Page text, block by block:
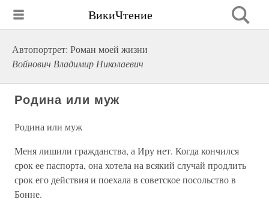
ВикиЧтение
Автопортрет: Роман моей жизни
Войнович Владимир Николаевич
Родина или муж
Родина или муж
Меня лишили гражданства, а Иру нет. Когда кончился
срок ее паспорта, она хотела на всякий случай продлить
срок его действия и поехала в советское посольство в
Бонне.